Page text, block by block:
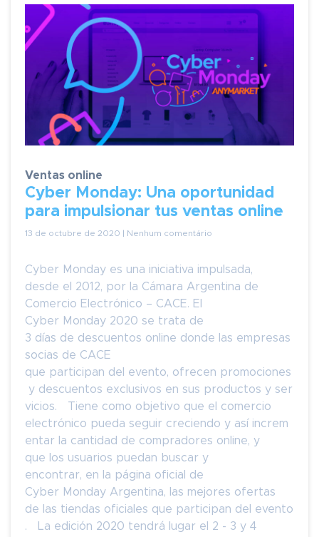
Ventas online
Cyber Monday: Una oportunidad
para impulsionar tus ventas online
13 de octubre de 2020 | Nenhum comentário
Cyber Monday es una iniciativa impulsada,
desde el 2012, por la Cámara Argentina de
Comercio Electrónico – CACE. El
Cyber Monday 2020 se trata de
3 días de descuentos online donde las empresas
socias de CACE
que participan del evento, ofrecen promociones
y descuentos exclusivos en sus productos y ser
vicios. Tiene como objetivo que el comercio
electrónico pueda seguir creciendo y así increm
entar la cantidad de compradores online, y
que los usuarios puedan buscar y
encontrar, en la página oficial de
Cyber Monday Argentina, las mejores ofertas
de las tiendas oficiales que participan del evento
. La edición 2020 tendrá lugar el 2 - 3 y 4